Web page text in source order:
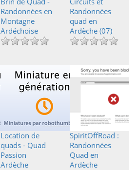
Randonnées en
Montagne
Ardéchoise
Randonnées
quad en
Ardèche (07)
Location de
quads - Quad
Passion
Ardèche
SpiritOffRoad :
Randonnées
Quad en
Ardèche